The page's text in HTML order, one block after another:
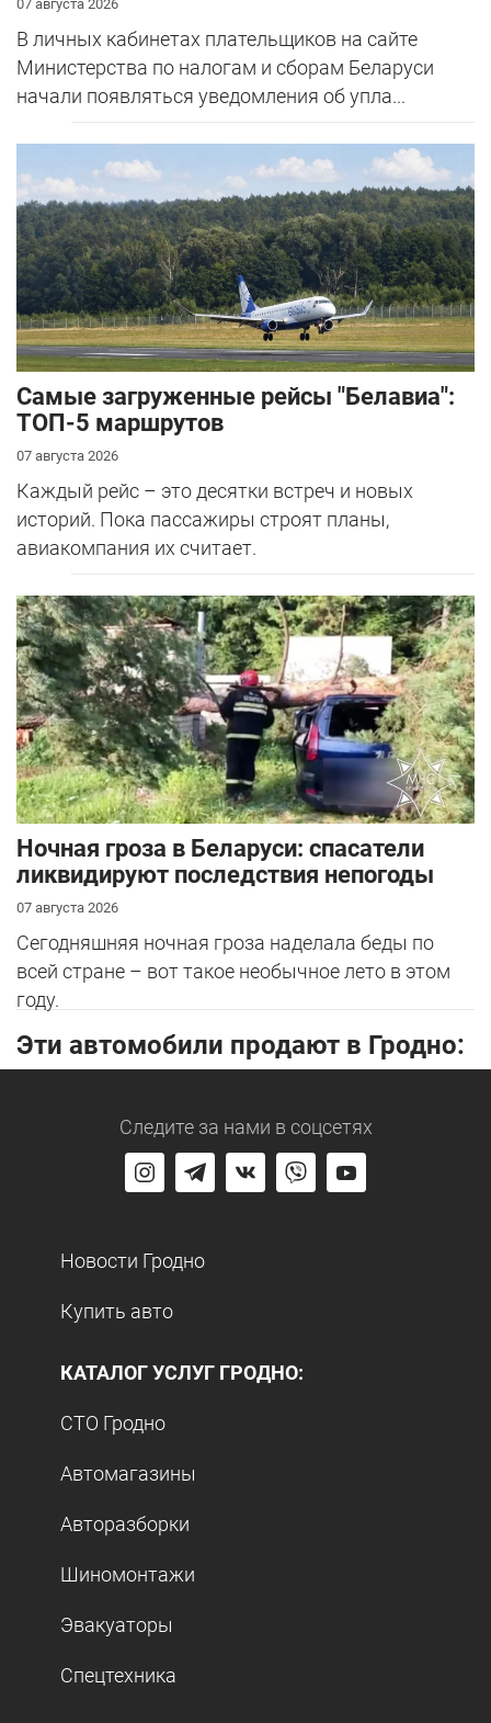
07 августа 2026
В личных кабинетах плательщиков на сайте
Министерства по налогам и сборам Беларуси
начали появляться уведомления об упла...
Самые загруженные рейсы "Белавиа":
ТОП-5 маршрутов
07 августа 2026
Каждый рейс – это десятки встреч и новых
историй. Пока пассажиры строят планы,
авиакомпания их считает.
Ночная гроза в Беларуси: спасатели
ликвидируют последствия непогоды
07 августа 2026
Сегодняшняя ночная гроза наделала беды по
всей стране – вот такое необычное лето в этом
году.
Эти автомобили продают в Гродно:
Следите за нами в соцсетях
Новости Гродно
Купить авто
КАТАЛОГ УСЛУГ ГРОДНО:
СТО Гродно
Автомагазины
Авторазборки
Шиномонтажи
Эвакуаторы
Спецтехника